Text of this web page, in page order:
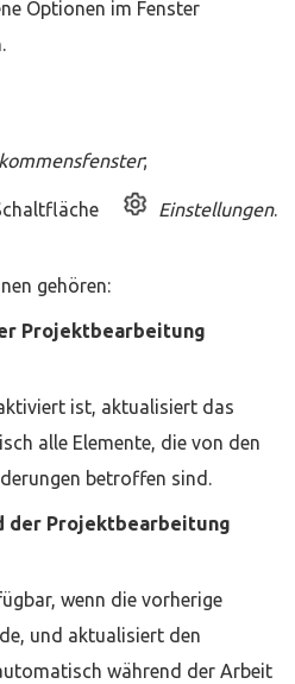
Optionen im Fenster
;
Einstellungen.
gehören:
Projektbearbeitung
ist, aktualisiert das
alle Elemente, die von den
betroffen sind.
der Projektbearbeitung
wenn die vorherige
und aktualisiert den
während der Arbeit